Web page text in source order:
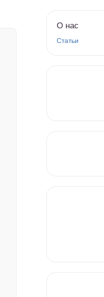
О нас
Статьи